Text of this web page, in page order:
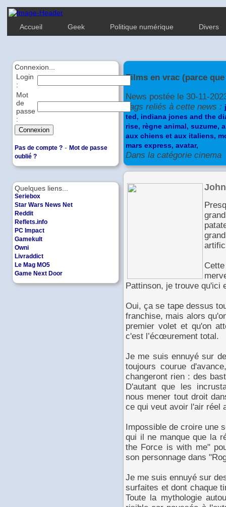
Accueil Geek Politique numérique Divers
Quelques liens...
Seriebox
Star Wars News Net
Reddit
Reflets.info
PC Impact
Gamekult
Owni
Livraddict
Le Mag MO5
Game Next Door
Connexion...
Login
:
Mot
de
passe
:
Pas de compte ? - Mot de passe
oublié ?
Films en vrac (parce
News postée le 30-11-
Tags reliés à cette news :
ted, indiana jones and the
rise, règne animal, suzume,
aux chiens et aux italiens,
mars express, avatar,
Dans la catégorie cinema
Pattinson, je trouve qu'ici
Oui, ça se tape dessus
franchise, mais alors
premier volet et qu'on
c'est l’écœurement total.
Je me suis ennuyé sur
toujours courue
changeront rien : des
D'autant que les
nous mener tout droit
ce qui veut avoir l'air réel
Impossible de croire une
qui il ne manque que la
the Force is with me"
son personnage dans
Je me suis ennuyé sur
surfaites et dont chaque
Toute la mythologie